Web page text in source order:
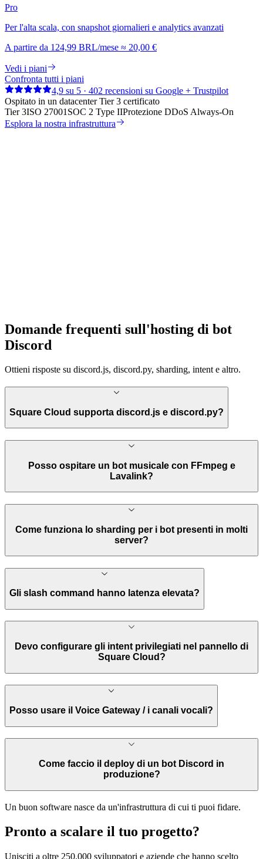
Pro
Per l'alta scala, con snapshot giornalieri e analytics avanzati
A partire da 124,99 BRL/mese ≈ 20,00 €
Vedi i piani
Confronta tutti i piani
4,9 su 5 · 402 recensioni su Google + Trustpilot
Ospitato in un datacenter Tier 3 certificato
Tier 3ISO 27001 SOC 2 Type IIProtezione DDoS Always-On
Esplora la nostra infrastruttura
Domande frequenti sull'hosting di bot
Discord
Ottieni risposte su discord.js, discord.py, sharding, intent e altro.
Square Cloud supporta discord.js e discord.py?
Posso ospitare un bot musicale con FFmpeg e
Lavalink?
Come funziona lo sharding per i bot presenti in molti
server?
Gli slash command hanno latenza elevata?
Devo configurare gli intent privilegiati nel pannello di
Square Cloud?
Posso usare il Voice Gateway / i canali vocali?
Come faccio il deploy di un bot Discord in
produzione?
Un buon software nasce da un'infrastruttura di cui ti puoi fidare.
Pronto a scalare il tuo progetto?
Unisciti a oltre 250.000 sviluppatori e aziende che hanno scelto